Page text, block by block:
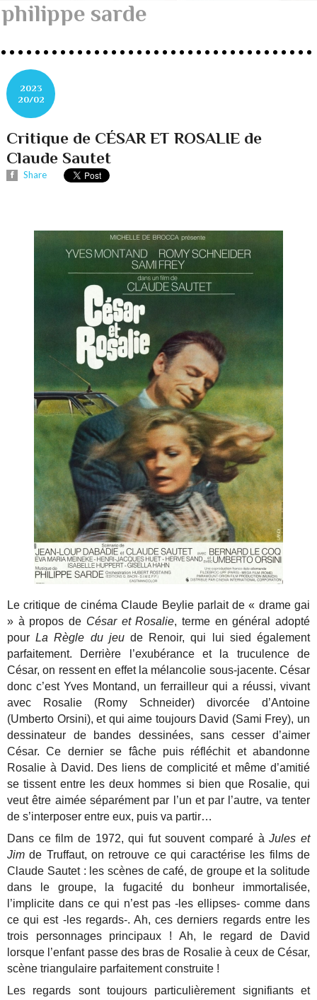
philippe sarde
2023
20/02
Critique de CÉSAR ET ROSALIE de
Claude Sautet
Share
Le critique de cinéma Claude Beylie parlait de « drame gai
» à propos de César et Rosalie, terme en général adopté
pourLa Règle du jeude Renoir, qui lui sied également
parfaitement. Derrière l’exubérance et la truculence de
César, on ressent en effet la mélancolie sous-jacente. César
donc c’est Yves Montand, un ferrailleur qui a réussi, vivant
avec Rosalie (Romy Schneider) divorcée d’Antoine
(Umberto Orsini), et qui aime toujours David (Sami Frey), un
dessinateur de bandes dessinées, sans cesser d’aimer
César. Ce dernier se fâche puis réfléchit et abandonne
Rosalie à David. Des liens de complicité et même d’amitié
se tissent entre les deux hommes si bien que Rosalie, qui
veut être aimée séparément par l’un et par l’autre, va tenter
de s’interposer entre eux, puis va partir…
Dans ce film de 1972, qui fut souvent comparé àJules et
Jim de Truffaut, on retrouve ce qui caractérise les films de
Claude Sautet : les scènes de café, de groupe et la solitude
dans le groupe, la fugacité du bonheur immortalisée,
l’implicite dans ce qui n’est pas -les ellipses- comme dans
ce qui est -les regards-. Ah, ces derniers regards entre les
trois personnages principaux ! Ah, le regard de David
lorsque l’enfant passe des bras de Rosalie à ceux de César,
scène triangulaire parfaitement construite !
Les regards sont toujours particulièrement signifiants et